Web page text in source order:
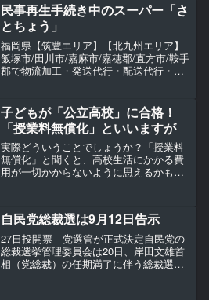
民事再生手続き中のスーパー「さ
とちょう」
福岡県【筑豊エリア】【北九州エリア】
飯塚市/田川市/嘉麻市/嘉穂郡/直方市/鞍手
郡で物流加工・発送代行・配送代行・商
TransportWunder（トランスポートヴンダ
ー）へご依頼ください。
子どもが「公立高校」に合格！
「授業料無償化」といいますが
実際どういうことでしょうか？「授業料
無償化」と聞くと、高校生活にかかる費
用が一切かからないように思えるかもし
るのか気になる方も多いでしょう。本記
事では授業料無償化の対象...
自民党総裁選は9月12日告示
27日投開票 党選管が正式決定自民党の
総裁選挙管理委員会は20日、岸田文雄首
相（党総裁）の任期満了に伴う総裁選を9